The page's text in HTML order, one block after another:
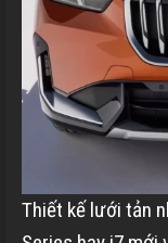
Thiết kế lưới tản